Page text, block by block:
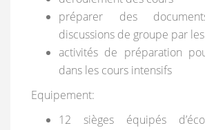
préparer des
discussions de groupe par
activités de préparation
dans les cours intensifs
Equipement:
12 sièges équipés